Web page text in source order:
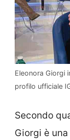
Eleonora Giorgi
profilo ufficiale
Secondo
Giorgi è